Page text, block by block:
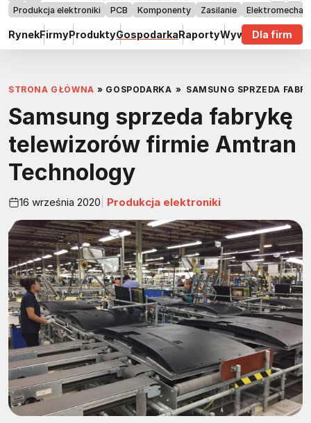
Produkcja elektroniki PCB Komponenty Zasilanie
RynekFirmyProduktyGospodarkaRaportyWywiadyDla firm
STRONA GŁÓWNA » GOSPODARKA » SAMSUNG SPRZEDA
Samsung sprzeda fabrykę
telewizorów firmie Amtran
Technology
16 września 2020 Produkcja elektroniki